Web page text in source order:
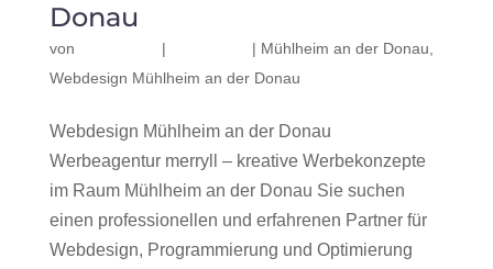
Donau
von | | Mühlheim an der Donau
Webdesign Mühlheim an der Donau
Webdesign Mühlheim an der Donau
Werbeagentur merryll – kreative Werbekonzepte
im Raum Mühlheim an der Donau Sie suchen
einen professionellen und erfahrenen Partner für
Webdesign, Programmierung und Optimierung